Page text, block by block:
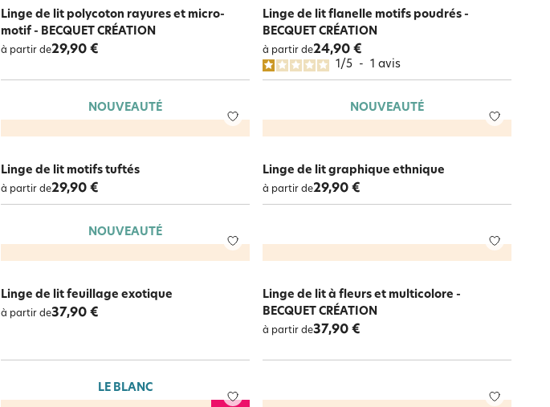
Linge de lit polycoton rayures et micro-
motif - BECQUET CRÉATION
à partir de29,90 €
Linge de lit flanelle motifs poudrés -
BECQUET CRÉATION
à partir de24,90 €
1/5 - 1 avis
NOUVEAUTÉ
Linge de lit motifs tuftés
à partir de29,90 €
NOUVEAUTÉ
Linge de lit graphique ethnique
à partir de29,90 €
NOUVEAUTÉ
Linge de lit feuillage exotique
à partir de37,90 €
Linge de lit à fleurs et multicolore -
BECQUET CRÉATION
à partir de37,90 €
LE BLANC